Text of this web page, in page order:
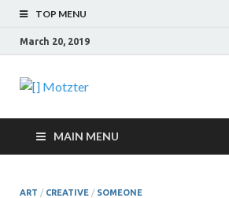
TOP MENU
March 20, 2019
[]
MAIN MENU
ART / CREATIVE / SOMEONE